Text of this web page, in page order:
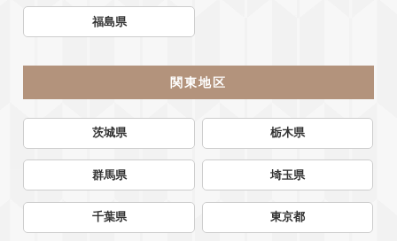
福島県
関東地区
茨城県 栃木県
群馬県 埼玉県
千葉県 東京都